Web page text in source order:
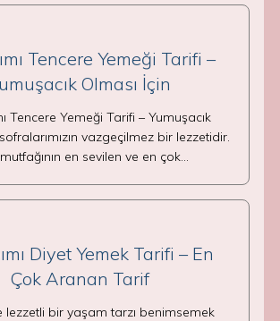
Tencere Yemeği Tarifi –
Olması İçin
Tencere Yemeği Tarifi – Yumuşacık
vazgeçilmez bir lezzetidir.
en sevilen ve en çok…
Diyet Yemek Tarifi – En
Çok Aranan Tarif
lezzetli bir yaşam tarzı benimsemek